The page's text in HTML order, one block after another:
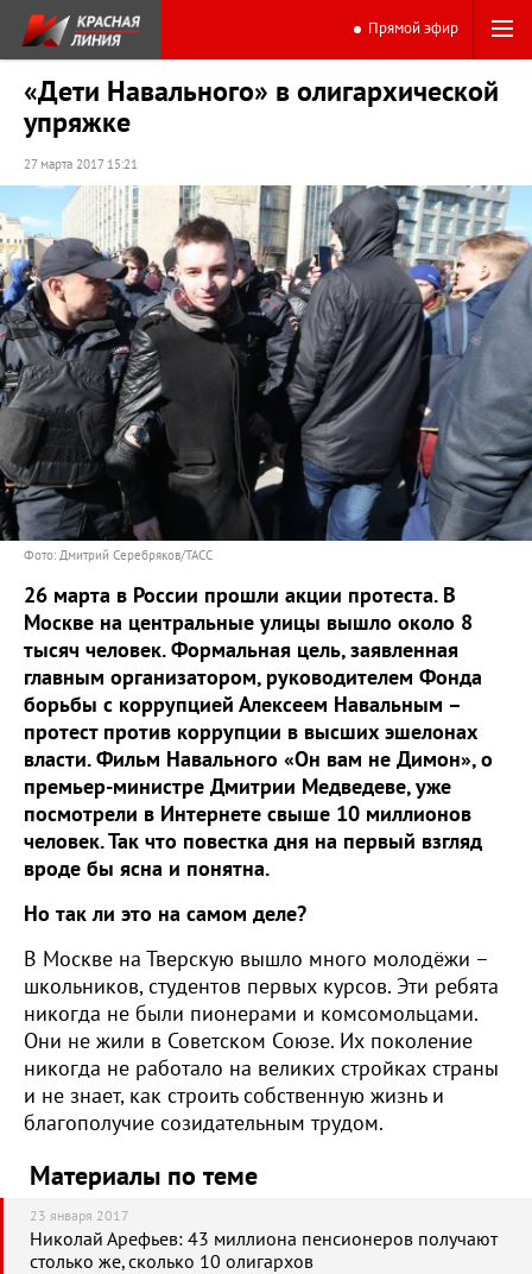
Прямой эфир
«Дети Навального» в олигархической
упряжке
27 марта 2017 15:21
Фото: Дмитрий Серебряков/ТАСС
26 марта в России прошли акции протеста. В
Москве на центральные улицы вышло около 8
тысяч человек. Формальная цель, заявленная
главным организатором, руководителем Фонда
борьбы с коррупцией Алексеем Навальным –
протест против коррупции в высших эшелонах
власти. Фильм Навального «Он вам не Димон», о
премьер-министре Дмитрии Медведеве, уже
посмотрели в Интернете свыше 10 миллионов
человек. Так что повестка дня на первый взгляд
вроде бы ясна и понятна.
Но так ли это на самом деле?
В Москве на Тверскую вышло много молодёжи –
школьников, студентов первых курсов. Эти ребята
никогда не были пионерами и комсомольцами.
Они не жили в Советском Союзе. Их поколение
никогда не работало на великих стройках страны
и не знает, как строить собственную жизнь и
благополучие созидательным трудом.
Материалы по теме
23 января 2017
Николай Арефьев: 43 миллиона пенсионеров получают
столько же, сколько 10 олигархов